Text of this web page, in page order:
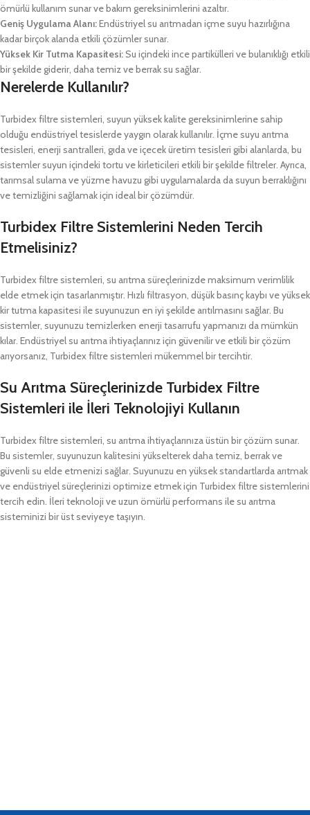
ömürlü kullanım sunar ve bakım gereksinimlerini azaltır.
Geniş Uygulama Alanı:Endüstriyel su arıtmadan içme suyu hazırlığına
kadar birçok alanda etkili çözümler sunar.
Yüksek Kir Tutma Kapasitesi:Su içindeki ince partikülleri ve bulanıklığı etkili
bir şekilde giderir, daha temiz ve berrak su sağlar.
Nerelerde Kullanılır?
Turbidex filtre sistemleri, suyun yüksek kalite gereksinimlerine sahip
olduğu endüstriyel tesislerde yaygın olarak kullanılır. İçme suyu arıtma
tesisleri, enerji santralleri, gıda ve içecek üretim tesisleri gibi alanlarda, bu
sistemler suyun içindeki tortu ve kirleticileri etkili bir şekilde filtreler. Ayrıca,
tarımsal sulama ve yüzme havuzu gibi uygulamalarda da suyun berraklığını
ve temizliğini sağlamak için ideal bir çözümdür.
Turbidex Filtre Sistemlerini Neden Tercih
Etmelisiniz?
Turbidex filtre sistemleri, su arıtma süreçlerinizde maksimum verimlilik
elde etmek için tasarlanmıştır. Hızlı filtrasyon, düşük basınç kaybı ve yüksek
kir tutma kapasitesi ile suyunuzun en iyi şekilde arıtılmasını sağlar. Bu
sistemler, suyunuzu temizlerken enerji tasarrufu yapmanızı da mümkün
kılar. Endüstriyel su arıtma ihtiyaçlarınız için güvenilir ve etkili bir çözüm
arıyorsanız, Turbidex filtre sistemleri mükemmel bir tercihtir.
Su Arıtma Süreçlerinizde Turbidex Filtre
Sistemleri ile İleri Teknolojiyi Kullanın
Turbidex filtre sistemleri, su arıtma ihtiyaçlarınıza üstün bir çözüm sunar.
Bu sistemler, suyunuzun kalitesini yükselterek daha temiz, berrak ve
güvenli su elde etmenizi sağlar. Suyunuzu en yüksek standartlarda arıtmak
ve endüstriyel süreçlerinizi optimize etmek için Turbidex filtre sistemlerini
tercih edin. İleri teknoloji ve uzun ömürlü performans ile su arıtma
sisteminizi bir üst seviyeye taşıyın.